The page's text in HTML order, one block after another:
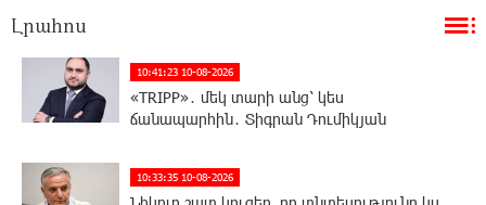
Լրահոս
10:41:23 10-08-2026
«TRIPP»․ մեկ տարի անց՝ կես
ճանապարհին․ Տիգրան Դումիկյան
10:33:35 10-08-2026